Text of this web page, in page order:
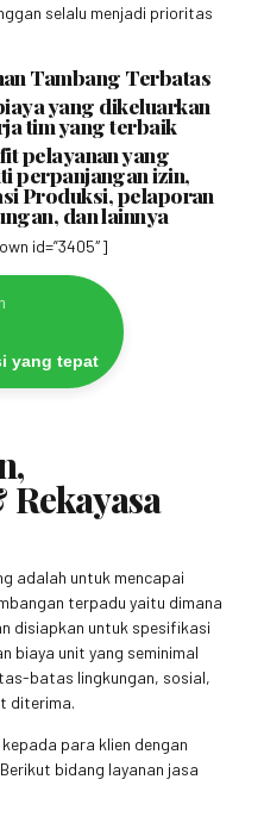
selalu menjadi prioritas
Tambang Terbatas
yang dikeluarkan
tim yang terbaik
pelayanan yang
perpanjangan izin,
Produksi, pelaporan
dan lainnya
id=”3405″]
yang tepat
adalah untuk mencapai
terpadu yaitu dimana
disiapkan untuk spesifikasi
biaya unit yang seminimal
batas lingkungan, sosial,
diterima.
para klien dengan
bidang layanan jasa